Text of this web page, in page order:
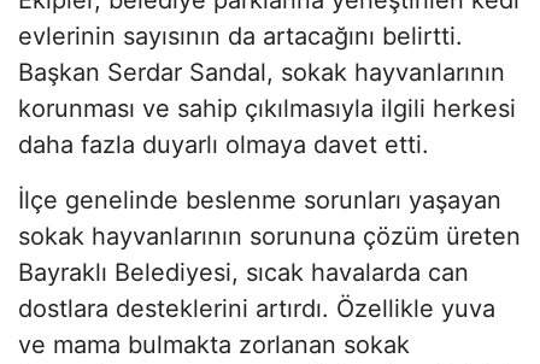
evlerinin sayısının da artacağını belirtti.
Başkan Serdar Sandal, sokak hayvanlarının
korunması ve sahip çıkılmasıyla ilgili herkesi
daha fazla duyarlı olmaya davet etti.
İlçe genelinde beslenme sorunları yaşayan
sokak hayvanlarının sorununa çözüm üreten
Bayraklı Belediyesi, sıcak havalarda can
dostlara desteklerini artırdı. Özellikle yuva
ve mama bulmakta zorlanan sokak